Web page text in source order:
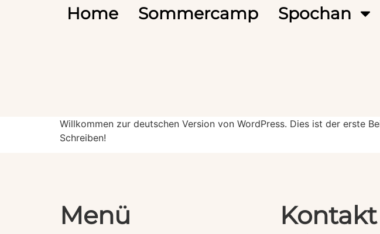
Home Sommercamp Spochan
Willkommen zur deutschen Version von WordPress. Dies ist der erste
Schreiben!
Menü Kontakt